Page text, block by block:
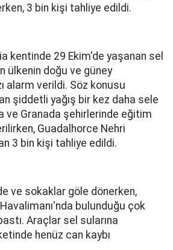
3 bin kişi tahliye edildi.
kentinde 29 Ekim'de yaşanan sel
ülkenin doğu ve güney
alarm verildi. Söz konusu
şiddetli yağış bir kez daha sele
ve Granada şehirlerinde eğitim
Guadalhorce Nehri
3 bin kişi tahliye edildi.
ve sokaklar göle dönerken,
bulunduğu çok
Araçlar sel sularına
henüz can kaybı